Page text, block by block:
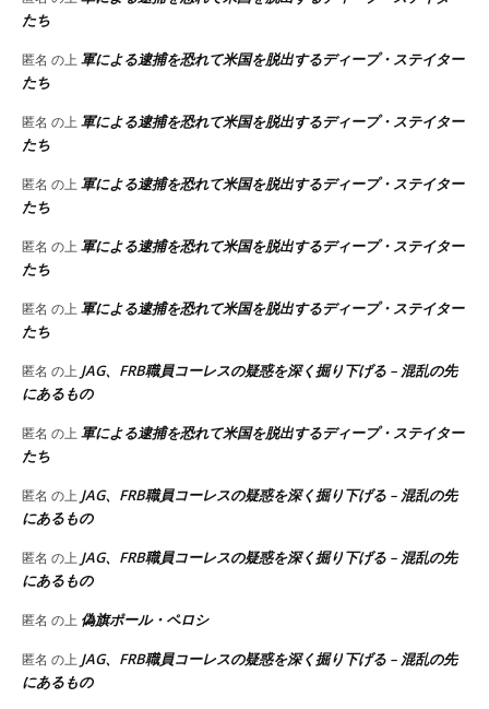
たち
匿名 の上 軍による逮捕を恐れて米国を脱出するディープ・ステイター
たち
匿名 の上 軍による逮捕を恐れて米国を脱出するディープ・ステイター
たち
匿名 の上 軍による逮捕を恐れて米国を脱出するディープ・ステイター
たち
匿名 の上 軍による逮捕を恐れて米国を脱出するディープ・ステイター
たち
匿名 の上 軍による逮捕を恐れて米国を脱出するディープ・ステイター
たち
匿名 の上 JAG、FRB職員コーレスの疑惑を深く掘り下げる – 混乱の先
にあるもの
匿名 の上 軍による逮捕を恐れて米国を脱出するディープ・ステイター
たち
匿名 の上 JAG、FRB職員コーレスの疑惑を深く掘り下げる – 混乱の先
にあるもの
匿名 の上 JAG、FRB職員コーレスの疑惑を深く掘り下げる – 混乱の先
にあるもの
匿名 の上 偽旗ポール・ペロシ
匿名 の上 JAG、FRB職員コーレスの疑惑を深く掘り下げる – 混乱の先
にあるもの